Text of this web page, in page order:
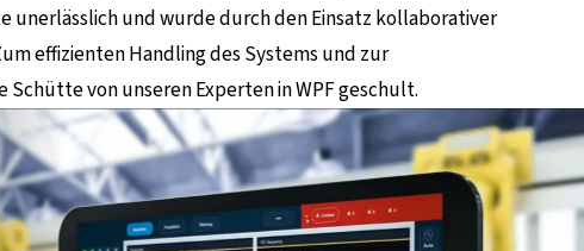
unerlässlich und wurde durch den Einsatz kollaborativer
effizienten Handling des Systems und zur
von unseren Experten in WPF geschult.